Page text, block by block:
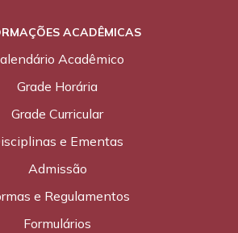
ACADÊMICAS
Acadêmico
Grade Horária
Grade Curricular
e Ementas
Admissão
e Regulamentos
Formulários